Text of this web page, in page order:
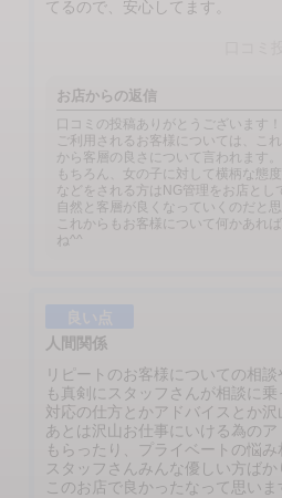
てるので、安心してます。
お店からの返信
口コミの投稿ありがとうございます！
ご利用されるお客様については、こ
から客層の良さについて言われます。
もちろん、女の子に対して横柄な態
などをされる方はNG管理をお店とし
自然と客層が良くなっていくのだと思
これからもお客様について何かあれ
ね^^
人間関係
リピートのお客様についての相
も真剣にスタッフさんが相談に乗
対応の仕方とかアドバイスとか沢
あとは沢山お仕事にいける為の
もらったり、プライベートの悩
スタッフさんみんな優しい方ばか
このお店で良かったなって思いま